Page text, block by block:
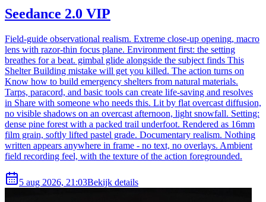
Seedance 2.0 VIP
Field-guide observational realism. Extreme close-up opening, macro
lens with razor-thin focus plane. Environment first: the setting
breathes for a beat. gimbal glide alongside the subject finds This
Shelter Building mistake will get you killed. The action turns on
Know how to build emergency shelters from natural materials.
Tarps, paracord, and basic tools can create life-saving and resolves
in Share with someone who needs this. Lit by flat overcast diffusion,
no visible shadows on an overcast afternoon, light snowfall. Setting:
dense pine forest with a packed trail underfoot. Rendered as 16mm
film grain, softly lifted pastel grade. Documentary realism. Nothing
written appears anywhere in frame - no text, no overlays. Ambient
field recording feel, with the texture of the action foregrounded.
5 aug 2026, 21:03Bekijk details